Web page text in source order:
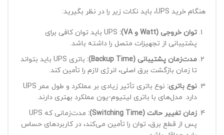
هنگام خرید UPS، باید نکات زیر را در نظر بگیرید:
توان خروجی (Watt و VA):
UPS باید توان کافی برای
پشتیبانی از تجهیزات متصل را داشته باشد.
مدت‌زمان پشتیبانی (Backup Time):
باتری UPS باید بتواند
تا زمان بازگشت برق اصلی، انرژی لازم را تأمین کند.
نوع باتری:
نوع باتری تأثیر زیادی بر عملکرد و طول عمر UPS
دارد. مدل‌های با باتری لیتیوم-یون عملکرد بهتری دارند.
زمان تغییر حالت (Switching Time):
مدت‌زمانی که UPS
پس از قطع برق، توان را تأمین می‌کند، در کاربردهای حساس